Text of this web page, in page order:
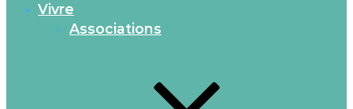
Vivre
Associations